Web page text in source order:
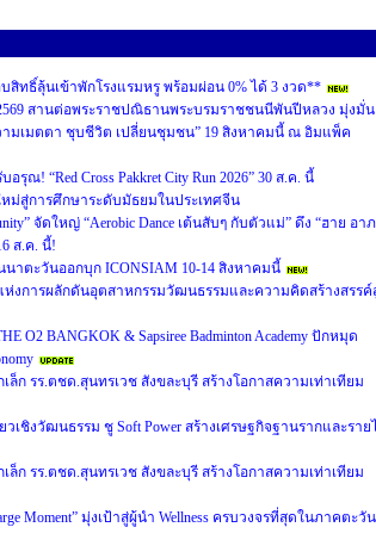
ทธิ์ลุ้นเข้าพักโรงแรมหรู พร้อมผ่อน 0% ได้ 3 งวด**
สานต่อพระราชปณิธานพระบรมราชชนนีพันปีหลวง มุ่งมั่น
มเมตตา ชุบชีวิต เปลี่ยนชุมชน” 19 สิงหาคมนี้ ณ อิมแพ็ค
! “Red Cross Pakkret City Run 2026” 30 ส.ค. นี้
หม่สู่การศึกษาระดับมัธยมในประเทศจีน
จัดใหญ่ “Aerobic Dance เต้นสับๆ กับตัวแม่” ดึง “ฮาย อา
ส.ค. นี้!
นาตะวันออกบุก ICONSIAM 10-14 สิงหาคมนี้
ห่งการผลักดันอุตสาหกรรมวัฒนธรรมและความคิดสร้างสรรค์
O2 BANGKOK & Sapsiree Badminton Academy ปักหมุด
ล็ก รร.ตชด.สุนทรเวช สังขละบุรี สร้างโอกาสความเท่าเทียม
ชิงวัฒนธรรม ชู Soft Power สร้างเศรษฐกิจฐานรากและราย
ล็ก รร.ตชด.สุนทรเวช สังขละบุรี สร้างโอกาสความเท่าเทียม
Moment” มุ่งเป้าสู่ผู้นำ Wellness ครบวงจรที่สุดในภาคตะวัน